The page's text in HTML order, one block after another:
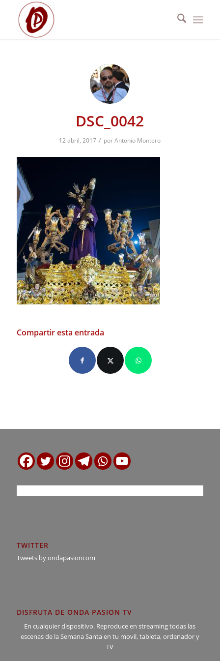
DSC_0042
12 abril, 2017 / porAntonio Montero
Compartir esta entrada
TWITTER
Tweets by ondapasioncom
DISFRUTA DE ONDA PASION TV
En cualquier dispositivo. Reproduce en streaming todas las
escenas de la Semana Santa en tu movil, tableta, ordenador y
TV